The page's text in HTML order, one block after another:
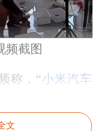
频截图
称，“小米汽车
下，突然自己开
主二人在客厅
文